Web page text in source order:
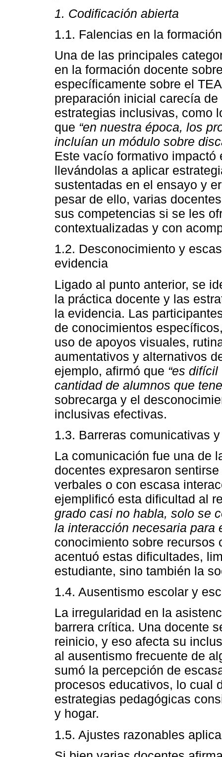
1. Codificación abierta
1.1. Falencias en la
Una de las principales
en la formación docente
específicamente sobre el
preparación inicial carecía
estrategias inclusivas, como
que “en nuestra época, los
incluían un módulo sobre
Este vacío formativo
llevándolas a aplicar
sustentadas en el ensayo y
pesar de ello, varias
sus competencias si se les
contextualizadas y con
1.2. Desconocimiento y
evidencia
Ligado al punto anterior, se
la práctica docente y las
la evidencia. Las
de conocimientos
uso de apoyos visuales,
aumentativos y alternativos
ejemplo, afirmó que “es
cantidad de alumnos que
sobrecarga y el
inclusivas efectivas.
1.3. Barreras comunicativas
La comunicación fue una de
docentes expresaron
verbales o con escasa
ejemplificó esta dificultad al
grado casi no habla, solo se
la interacción necesaria para
conocimiento sobre recursos
acentuó estas dificultades,
estudiante, sino también la
1.4. Ausentismo escolar y
La irregularidad en la
barrera crítica. Una docente
reinicio, y eso afecta su
al ausentismo frecuente de
sumó la percepción de
procesos educativos, lo cual
estrategias pedagógicas
y hogar.
1.5. Ajustes razonables